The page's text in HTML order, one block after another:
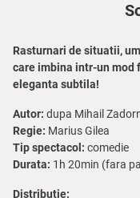
Rasturnari de situatii,
care imbina intr-un mod
eleganta subtila!
Autor: dupa Mihail
Regie: Marius Gilea
Tip spectacol: comedie
Durata: 1h 20min (fara
Distributie: